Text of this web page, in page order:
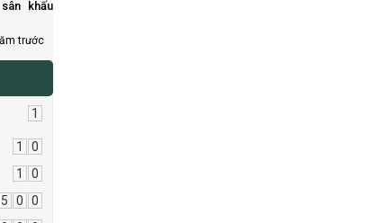
khấu
trước
1
1 0
1 0
5 0 0